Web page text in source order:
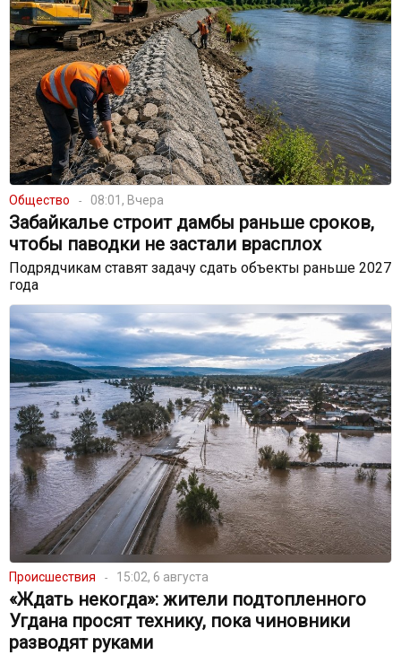
Общество 08:01, Вчера
Забайкалье строит дамбы раньше сроков,
чтобы паводки не застали врасплох
Подрядчикам ставят задачу сдать объекты раньше 2027
года
Происшествия 15:02, 6 августа
«Ждать некогда»: жители подтопленного
Угдана просят технику, пока чиновники
разводят руками